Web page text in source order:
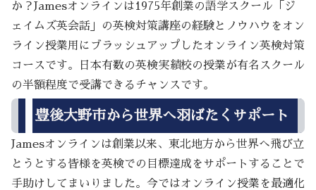
か？Jamesオンラインは1975年創業の語学スクール「ジ
ェイムズ英会話」の英検対策講座の経験とノウハウをオン
ライン授業用にブラッシュアップしたオンライン英検対策
コースです。日本有数の英検実績校の授業が有名スクール
の半額程度で受講できるチャンスです。
豊後大野市から世界へ羽ばたくサポート
Jamesオンラインは創業以来、東北地方から世界へ飛び立
とうとする皆様を英検での目標達成をサポートすることで
手助けしてまいりました。今ではオンライン授業を最適化